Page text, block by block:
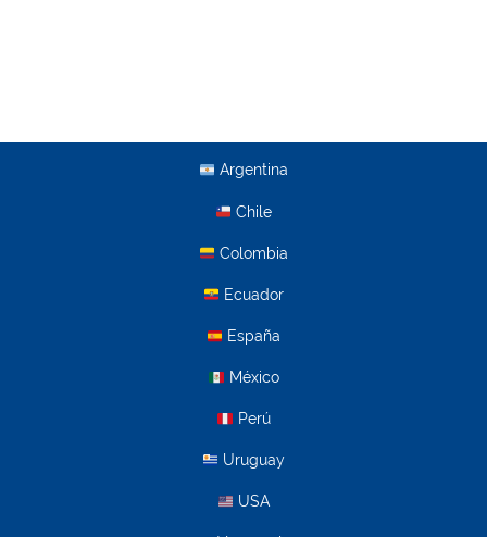
Argentina
Chile
Colombia
Ecuador
España
México
Perú
Uruguay
USA